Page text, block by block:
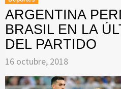
ARGENTINA
BRASIL EN LA
DEL PARTIDO
16 octubre, 2018